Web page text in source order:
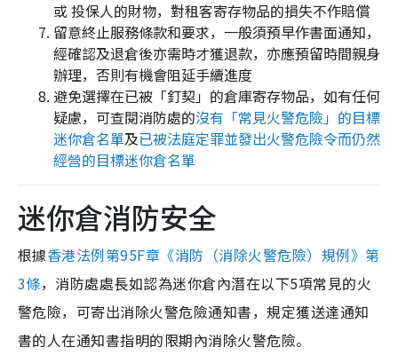
或 投保人的財物，對租客寄存物品的損失不作賠償
留意終止服務條款和要求，一般須預早作書面通知，
經確認及退倉後亦需時才獲退款，亦應預留時間親身
辦理，否則有機會阻延手續進度
避免選擇在已被「釘契」的倉庫寄存物品，如有任何
疑慮，可查閱消防處的沒有「常見火警危險」的目標
迷你倉名單及已被法庭定罪並發出火警危險令而仍然
經營的目標迷你倉名單
迷你倉消防安全
根據香港法例第95F章《消防（消除火警危險）規例》第
3條，消防處處長如認為迷你倉內潛在以下5項常見的火
警危險，可寄出消除火警危險通知書，規定獲送達通知
書的人在通知書指明的限期內消除火警危險。